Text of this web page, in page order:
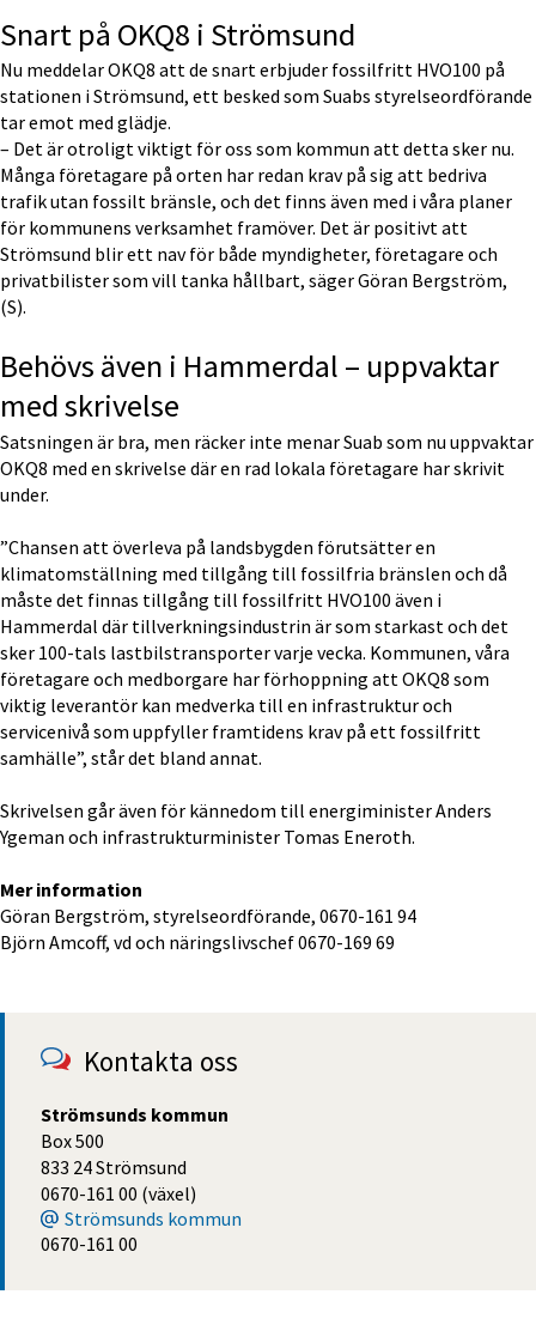
Snart på OKQ8 i Strömsund
Nu meddelar OKQ8 att de snart erbjuder fossilfritt HVO100 på
stationen i Strömsund, ett besked som Suabs styrelseordförande
tar emot med glädje.
– Det är otroligt viktigt för oss som kommun att detta sker nu.
Många företagare på orten har redan krav på sig att bedriva
trafik utan fossilt bränsle, och det finns även med i våra planer
för kommunens verksamhet framöver. Det är positivt att
Strömsund blir ett nav för både myndigheter, företagare och
privatbilister som vill tanka hållbart, säger Göran Bergström,
(S).
Behövs även i Hammerdal – uppvaktar
med skrivelse
Satsningen är bra, men räcker inte menar Suab som nu uppvaktar
OKQ8 med en skrivelse där en rad lokala företagare har skrivit
under.
”Chansen att överleva på landsbygden förutsätter en
klimatomställning med tillgång till fossilfria bränslen och då
måste det finnas tillgång till fossilfritt HVO100 även i
Hammerdal där tillverkningsindustrin är som starkast och det
sker 100-tals lastbilstransporter varje vecka. Kommunen, våra
företagare och medborgare har förhoppning att OKQ8 som
viktig leverantör kan medverka till en infrastruktur och
servicenivå som uppfyller framtidens krav på ett fossilfritt
samhälle”, står det bland annat.
Skrivelsen går även för kännedom till energiminister Anders
Ygeman och infrastrukturminister Tomas Eneroth.
Mer information
Göran Bergström, styrelseordförande, 0670-161 94
Björn Amcoff, vd och näringslivschef 0670-169 69
Kontakta oss
Strömsunds kommun
Box 500
833 24 Strömsund
0670-161 00 (växel)
Strömsunds kommun
0670-161 00